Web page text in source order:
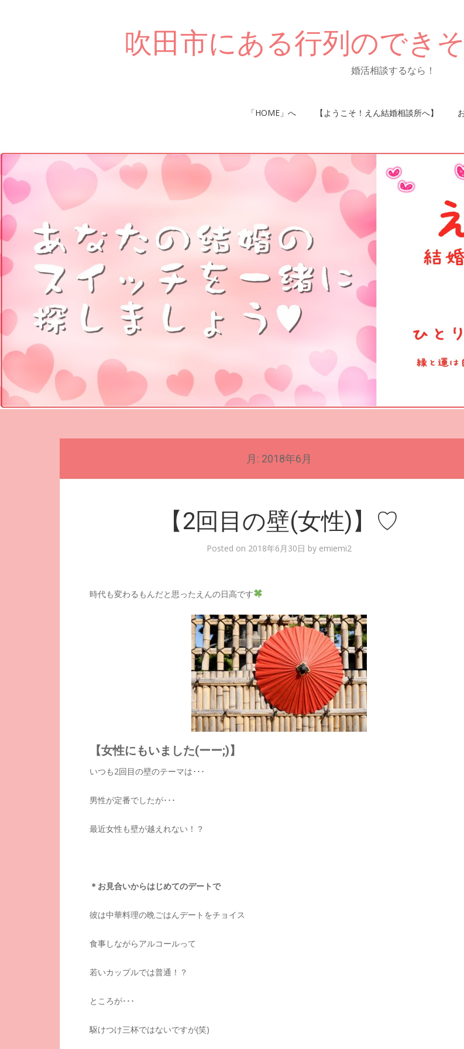
吹田市にある行列のでき
婚活相談するなら！
「HOME」へ 【ようこそ！えん結婚相談所へ】
月: 2018年6月
【2回目の壁(女性)】♡
Posted on 2018年6月30日 by emiemi2
時代も変わるもんだと思ったえんの日高です
【女性にもいました(ーー;)】
いつも2回目の壁のテーマは･･･
男性が定番でしたが･･･
最近女性も壁が越えれない！？
＊お見合いからはじめてのデートで
彼は中華料理の晩ごはんデートをチョイス
食事しながらアルコールって
若いカップルでは普通！？
ところが･･･
駆けつけ三杯ではないですが(笑)